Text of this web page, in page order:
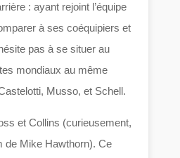
: ayant rejoint l’équipe
à ses coéquipiers et
pas à se situer au
mondiaux au même
Musso, et Schell.
et Collins (curieusement,
de Mike Hawthorn). Ce